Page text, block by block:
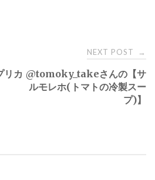
カ
NEXT POST →
@tomoky_takeさんの【サ
ルモレホ(トマトの冷製スー
プ)】